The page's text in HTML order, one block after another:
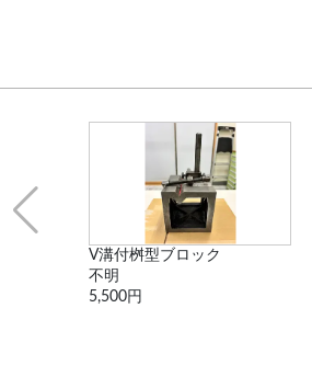
V溝付桝型ブロック
不明
5,500円